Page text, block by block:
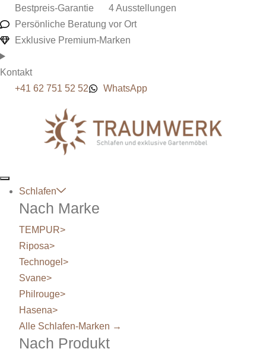
Bestpreis-Garantie
4 Ausstellungen
Persönliche Beratung vor Ort
Exklusive Premium-Marken
Kontakt
+41 62 751 52 52
WhatsApp
Schlafen
Nach Marke
TEMPUR>
Riposa>
Technogel >
Svane>
Philrouge>
Hasena>
Alle Schlafen-Marken →
Nach Produkt